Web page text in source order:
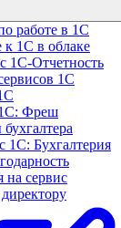
работе в 1С
1С в облаке
1С‑Отчетность
1С
Фреш
1С: Бухгалтерия
на сервис